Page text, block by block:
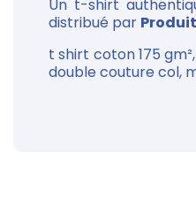
Un t-shirt
distribué par
t shirt coton175
double couture col,